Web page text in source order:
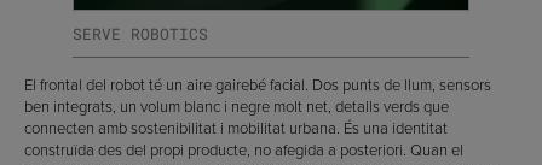
SERVE ROBOTICS
El frontal del robot té un aire gairebé facial. Dos punts de llum, sensors
ben integrats, un volum blanc i negre molt net, detalls verds que
connecten amb sostenibilitat i mobilitat urbana. És una identitat
construïda des del propi producte, no afegida a posteriori. Quan el